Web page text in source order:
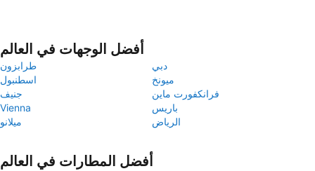
أفضل الوجهات في العالم
طرابزون
دبي
اسطنبول
ميونخ
جنيف
فرانكفورت ماين
Vienna
باريس
ميلانو
الرياض
أفضل المطارات في العالم